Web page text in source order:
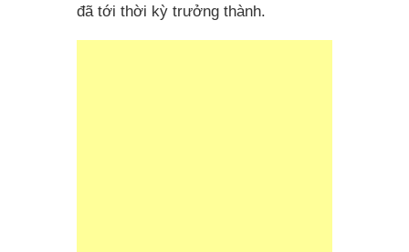
đã tới thời kỳ trưởng thành.